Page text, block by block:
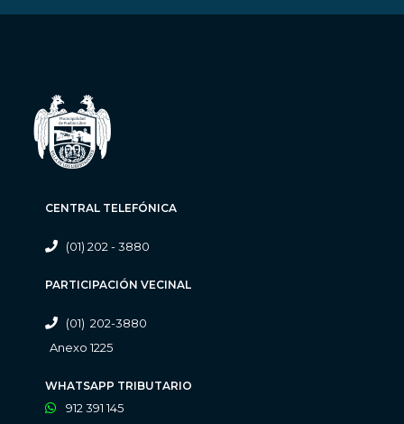
CENTRAL TELEFÓNICA
(01) 202 - 3880
PARTICIPACIÓN VECINAL
(01) 202-3880
Anexo 1225
WHATSAPP TRIBUTARIO
912 391 145